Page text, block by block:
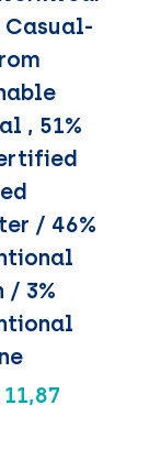
Casual-
, 51%
/ 46%
/ 3%